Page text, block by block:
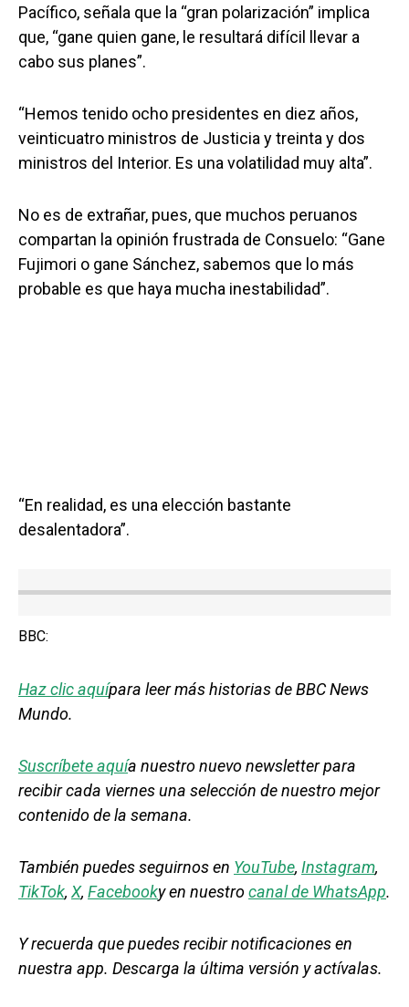
Pacífico, señala que la “gran polarización” implica
que, “gane quien gane, le resultará difícil llevar a
cabo sus planes”.
“Hemos tenido ocho presidentes en diez años,
veinticuatro ministros de Justicia y treinta y dos
ministros del Interior. Es una volatilidad muy alta”.
No es de extrañar, pues, que muchos peruanos
compartan la opinión frustrada de Consuelo: “Gane
Fujimori o gane Sánchez, sabemos que lo más
probable es que haya mucha inestabilidad”.
“En realidad, es una elección bastante
desalentadora”.
BBC:
Haz clic aquípara leer más historias de BBC News
Mundo.
Suscríbete aquía nuestro nuevo newsletter para
recibir cada viernes una selección de nuestro mejor
contenido de la semana.
También puedes seguirnos en YouTube, Instagram,
TikTok, X, Facebooky en nuestrocanal de WhatsApp.
Y recuerda que puedes recibir notificaciones en
nuestra app. Descarga la última versión y actívalas.